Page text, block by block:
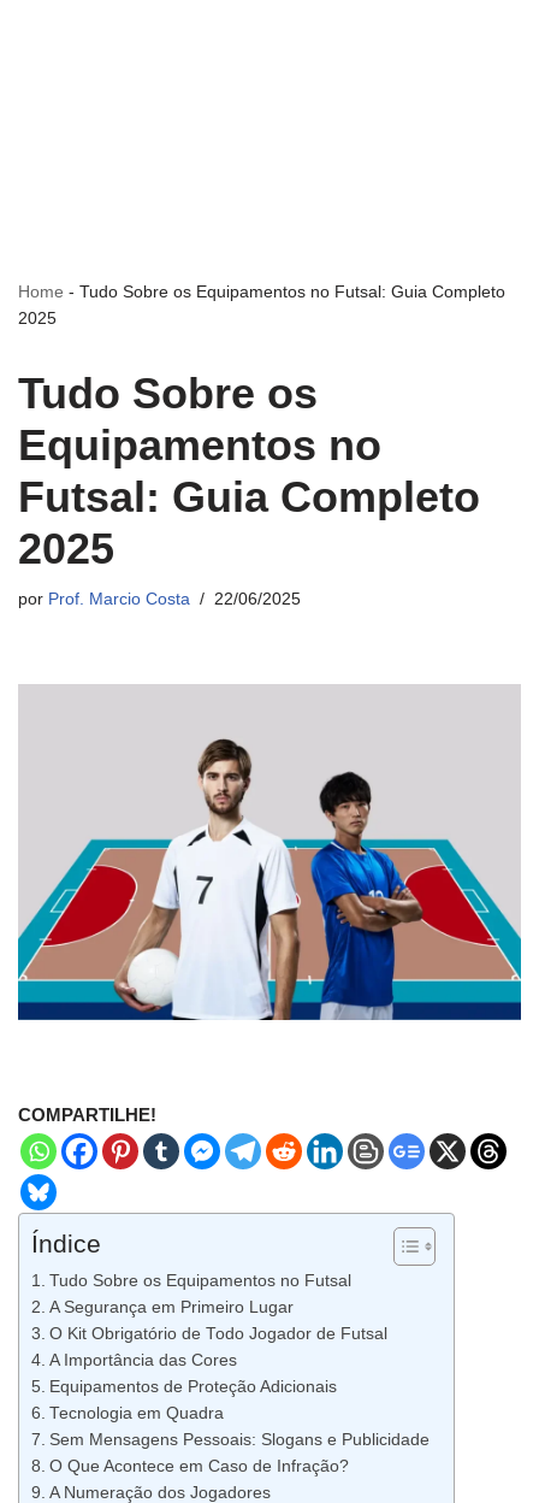
Home - Tudo Sobre os Equipamentos no Futsal: Guia Completo
2025
Tudo Sobre os
Equipamentos no
Futsal: Guia Completo
2025
por Prof. Marcio Costa 22/06/2025
COMPARTILHE!
Índice
Tudo Sobre os Equipamentos no Futsal
A Segurança em Primeiro Lugar
O Kit Obrigatório de Todo Jogador de Futsal
A Importância das Cores
Equipamentos de Proteção Adicionais
Tecnologia em Quadra
Sem Mensagens Pessoais: Slogans e Publicidade
O Que Acontece em Caso de Infração?
A Numeração dos Jogadores